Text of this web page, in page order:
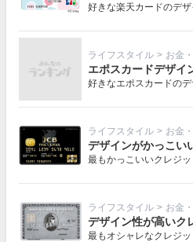
好きな楽天カードのデザ
ライフスタイル > お金
エポスカードデザイ
好きなエポスカードのデ
ライフスタイル > お金
デザインがかっこい
最もかっこいいクレジ
ライフスタイル > お金
デザイン性が高いク
最もオシャレなクレジッ